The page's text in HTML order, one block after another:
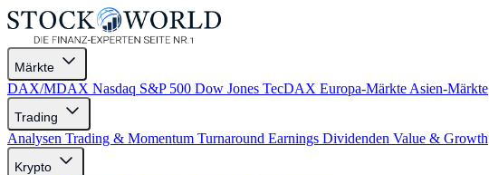
Märkte
DAX/MDAX Nasdaq S&P 500 Dow Jones TecDAX Europa-Märkte Asien-Märkte
Trading
Analysen Trading & Momentum Turnaround Earnings Dividenden Value & Growth
Krypto